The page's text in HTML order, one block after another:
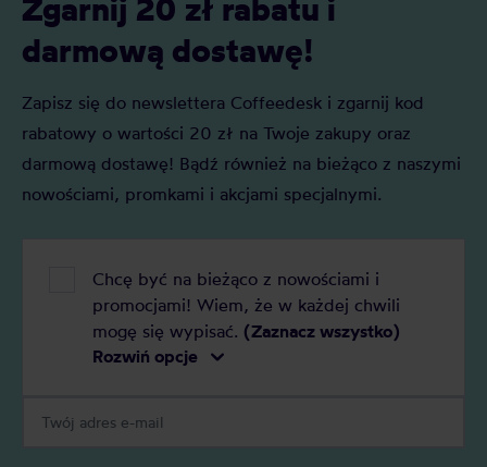
domu?
Zgarnij 20 zł rabatu i
darmową dostawę!
Zapisz się do newslettera Coffeedesk i zgarnij kod
rabatowy o wartości 20 zł na Twoje zakupy oraz
darmową dostawę! Bądź również na bieżąco z naszymi
nowościami, promkami i akcjami specjalnymi.
Chcę być na bieżąco z nowościami i
promocjami! Wiem, że w każdej chwili
mogę się wypisać. (Zaznacz wszystko)
Rozwiń opcje